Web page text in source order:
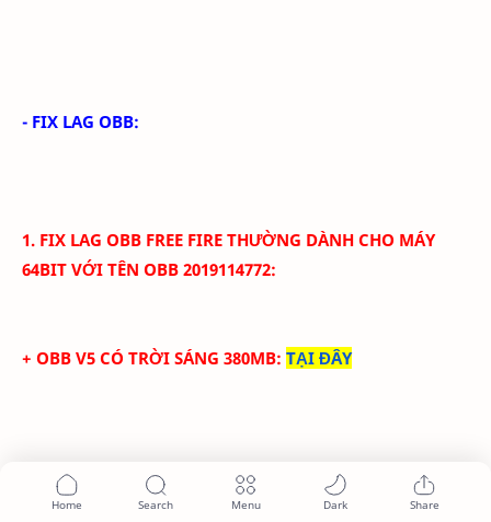
- FIX LAG OBB:
1. FIX LAG OBB FREE FIRE THƯỜNG DÀNH CHO MÁY
64BIT VỚI TÊN OBB 2019114772:
+ OBB V5 CÓ TRỜI SÁNG 380MB: TẠI ĐÂY